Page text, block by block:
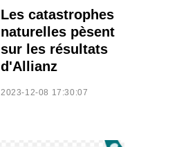
Les catastrophes
naturelles pèsent
sur les résultats
d'Allianz
2023-12-08 17:30:07